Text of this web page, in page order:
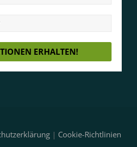
| Cookie-Richtlinien